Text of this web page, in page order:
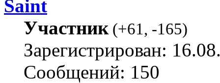
Saint
Участник(+61, -165)
Зарегистрирован:
Сообщений: 150